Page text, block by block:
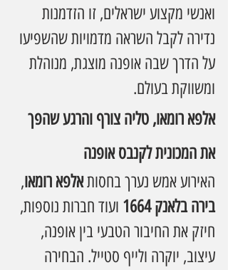
ואנשי מקצוע ישראלים, זו הזדמנות
נדירה לקבל השראה מדמויות שהשפיעו
על הדרך שבה אופנה מוצגת, מנוהלת
ומשווקת בעולם.
אלפא רומאו, טליה צורף והרגע שהפך
את המכונית לקנבס אופנה
האירוע אמש נערך בחסות אלפא רומאו,
בירה בלאנק 1664
ועוד חברות נוספות,
חיזק את החיבור הטבעי בין אופנה,
עיצוב, יוקרה ולייף סטייל. הבחירה